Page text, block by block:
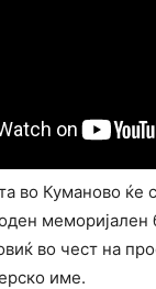
во Куманово ќе
меморијален
во чест на
име.